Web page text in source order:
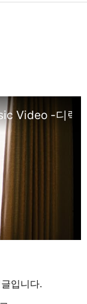
Video -디렉
입니다.